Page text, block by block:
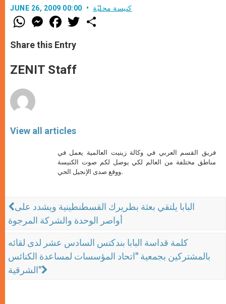
JUNE 26, 2009 00:00 كنيسة محليّة
W
h
t
s
p
p
M
e
s
e
g
e
F
a
e
b
o
k
w
Share this Entry
ZENIT Staff
View all articles
فريق القسم العربي في وكالة زينيت العالمية يعمل في
مناطق مختلفة من العالم لكي يوصل لكم صوت الكنيسة
ووقع صدى الإنجيل الحي.
البابا يلتقي بعثة بطريرك القسطنطينية ويشدد على
أواصر الوحدة والشركة المرجوة
كلمة قداسة البابا بندكتس السادس عشر لدى لقائه
بالمشتركين بجمعية "اتحاد المؤسسات لمساعدة الكنائس
الشرقية"